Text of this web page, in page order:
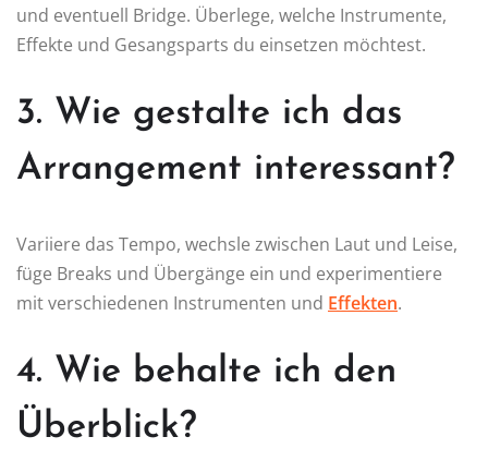
und eventuell Bridge. Überlege, welche Instrumente,
Effekte und Gesangsparts du einsetzen möchtest.
3. Wie gestalte ich das
Arrangement interessant?
Variiere das Tempo, wechsle zwischen Laut und Leise,
füge Breaks und Übergänge ein und experimentiere
mit verschiedenen Instrumenten und Effekten.
4. Wie behalte ich den
Überblick?